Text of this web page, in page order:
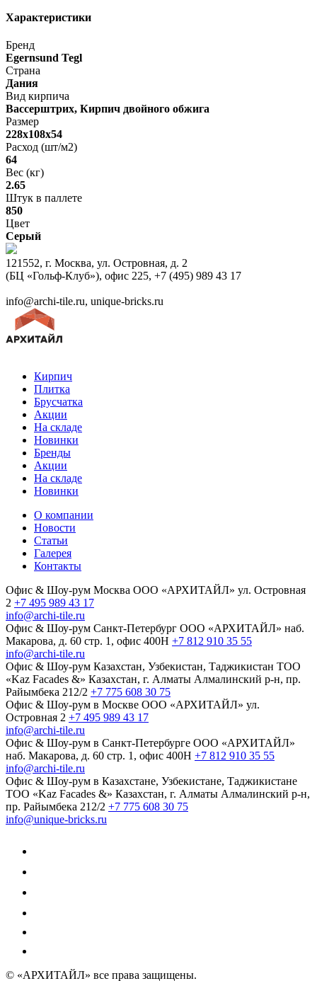
Характеристики
Бренд
Egernsund Tegl
Страна
Дания
Вид кирпича
Вассерштрих, Кирпич двойного обжига
Размер
228x108x54
Расход (шт/м2)
64
Вес (кг)
2.65
Штук в паллете
850
Цвет
Серый
121552, г. Москва, ул. Островная, д. 2
(БЦ «Гольф-Клуб»), офис 225, +7 (495) 989 43 17
info@archi-tile.ru, unique-bricks.ru
Кирпич
Плитка
Брусчатка
Акции
На складе
Новинки
Бренды
Акции
На складе
Новинки
О компании
Новости
Статьи
Галерея
Контакты
Офис & Шоу-рум Москва ООО «АРХИТАЙЛ» ул. Островная
2 +7 495 989 43 17
info@archi-tile.ru
Офис & Шоу-рум Санкт-Петербург ООО «АРХИТАЙЛ» наб.
Макарова, д. 60 стр. 1, офис 400Н +7 812 910 35 55
info@archi-tile.ru
Офис & Шоу-рум Казахстан, Узбекистан, Таджикистан TOO
«Kaz Facades &» Казахстан, г. Алматы Алмалинский р-н, пр.
Райымбека 212/2 +7 775 608 30 75
Офис & Шоу-рум в Москве ООО «АРХИТАЙЛ» ул.
Островная 2 +7 495 989 43 17
info@archi-tile.ru
Офис & Шоу-рум в Санкт-Петербурге ООО «АРХИТАЙЛ»
наб. Макарова, д. 60 стр. 1, офис 400Н +7 812 910 35 55
info@archi-tile.ru
Офис & Шоу-рум в Казахстане, Узбекистане, Таджикистане
TOO «Kaz Facades &» Казахстан, г. Алматы Алмалинский р-н,
пр. Райымбека 212/2 +7 775 608 30 75
info@unique-bricks.ru
© «АРХИТАЙЛ» все права защищены.